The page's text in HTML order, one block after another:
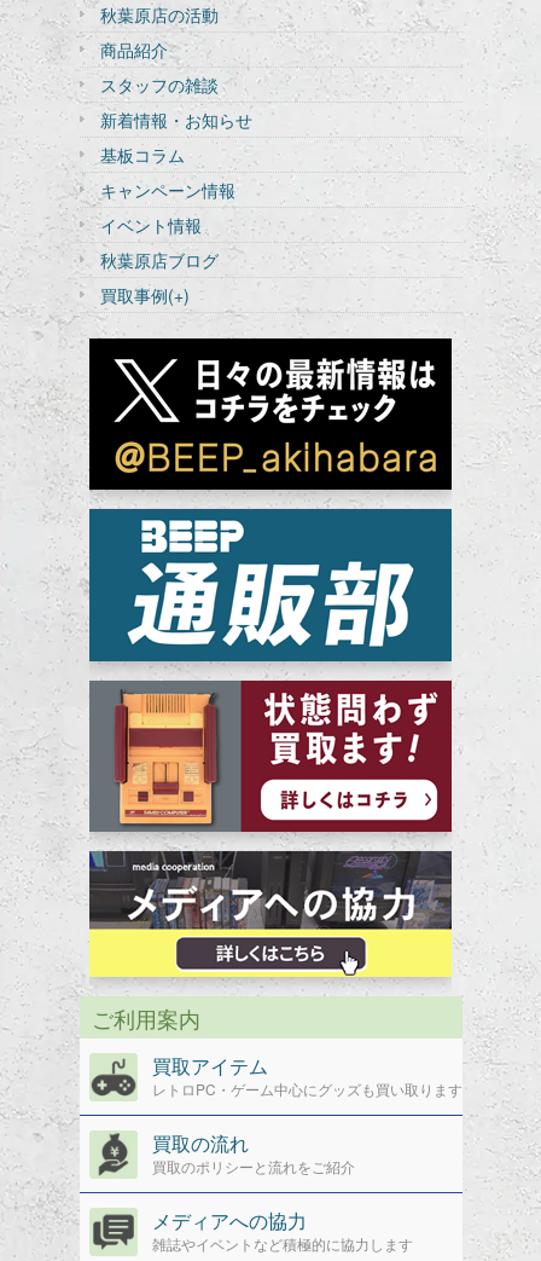
秋葉原店の活動
商品紹介
スタッフの雑談
新着情報・お知らせ
基板コラム
キャンペーン情報
イベント情報
秋葉原店ブログ
買取事例(+)
ご利用案内
買取アイテム
レトロPC・ゲーム中心にグッズも買い取ります
買取の流れ
買取のポリシーと流れをご紹介
メディアへの協力
雑誌やイベントなど積極的に協力します